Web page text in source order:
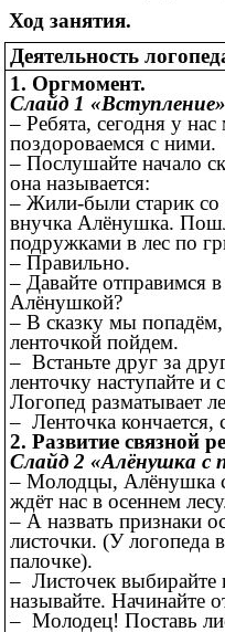
Ход занятия.
Деятельность
1. Оргмомент.
Слайд 1 «Вступление»
– Ребята, сегодня у
поздороваемся с ними.
– Послушайте начало
она называется:
– Жили-были старик
внучка Алёнушка.
подружками в лес по
– Правильно.
– Давайте отправимся в
Алёнушкой?
– В сказку мы
ленточкой пойдем.
– Встаньте друг за
ленточку наступайте и
Логопед разматывает
– Ленточка кончается,
2. Развитие связной
Слайд 2 «Алёнушка с
– Молодцы, Алёнушка
ждёт нас в осеннем
– А назвать признаки
листочки. (У логопеда
палочке).
– Листочек выбирайте
называйте. Начинайте
– Молодец! Поставь